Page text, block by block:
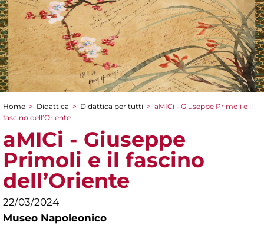
Tu sei qui
Home > Didattica > Didattica per tutti > aMICi - Giuseppe Primoli e il
fascino dell’Oriente
aMICi - Giuseppe
Primoli e il fascino
dell’Oriente
22/03/2024
Museo Napoleonico